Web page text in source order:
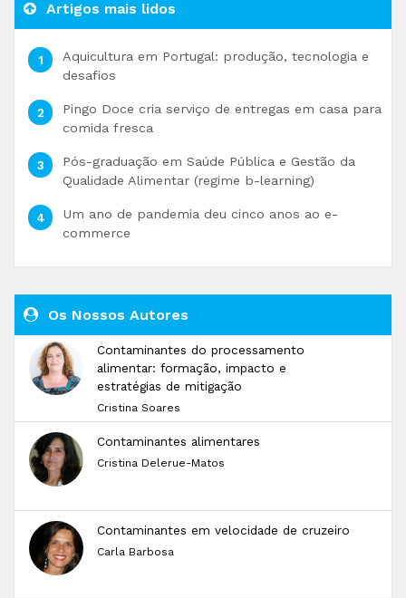
Artigos mais lidos
Aquicultura em Portugal: produção, tecnologia e
desafios
Pingo Doce cria serviço de entregas em casa para
comida fresca
Pós-graduação em Saúde Pública e Gestão da
Qualidade Alimentar (regime b-learning)
Um ano de pandemia deu cinco anos ao e-
commerce
Os Nossos Autores
Contaminantes do processamento
alimentar: formação, impacto e
estratégias de mitigação
Cristina Soares
Contaminantes alimentares
Cristina Delerue-Matos
Contaminantes em velocidade de cruzeiro
Carla Barbosa